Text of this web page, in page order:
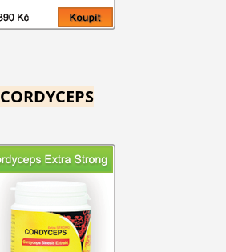
CORDYCEPS